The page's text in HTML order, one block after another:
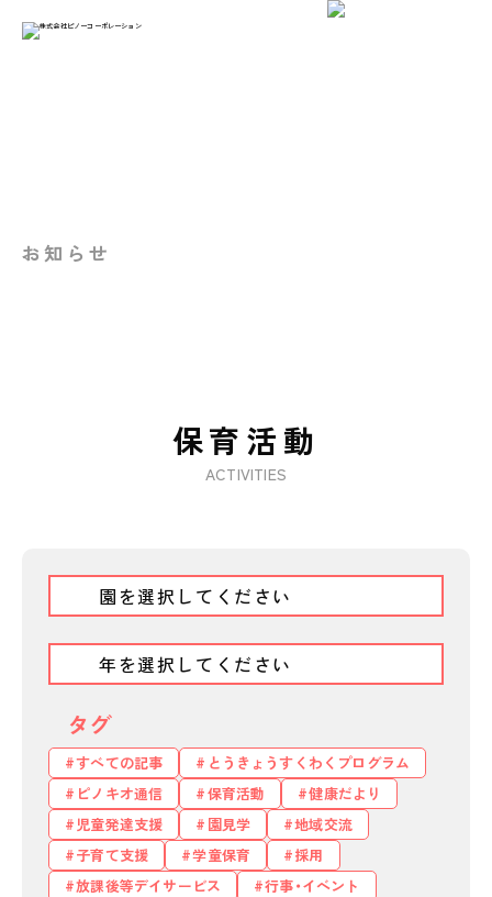
私たちのおもい
OUR PRINCIPLE
お知らせ
保育活動
ACTIVITIES
タグ
すべての記事
とうきょうすくわくプログラム
ピノキオ通信
保育活動
健康だより
児童発達支援
園見学
地域交流
子育て支援
学童保育
採用
放課後等デイサービス
行事・イベント